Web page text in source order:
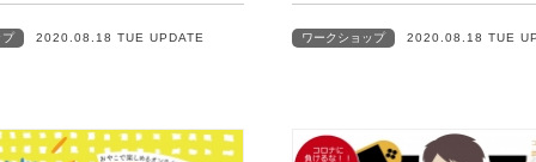
プ 2020.08.18 TUE UPDATE ワークショップ 2020.08.18 TUE